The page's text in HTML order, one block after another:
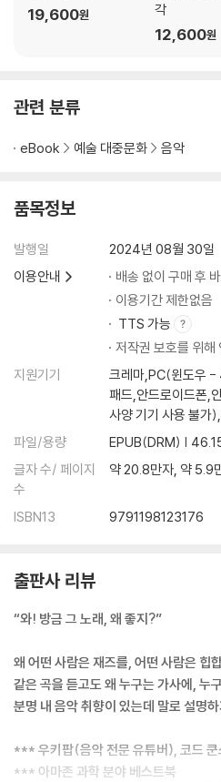
19,600원
각
12,600원
관련 분류
eBook 예술 대중문화 음악
품목정보
발행일
2024년 08월 30일
이용안내
배송 없이 구매 후
이용기간 제한없음
TTS 가능
저작권 보호를 위해
지원기기
크레마,PC(윈도우 -
패드,안드로이드폰,
사양 기기 사용 불
파일/용량
EPUB(DRM) |
글자 수/ 페이지
수
약 20.8만자, 약 5.9
ISBN13 9791198123176
출판사 리뷰
“와! 방금 그 노래, 왜 좋지?”
왜 어떤 사람은 재즈를, 어떤 사람은 힙
같은 곡을 듣고도 왜 누구는 가사에, 누
분명 내 음악 취향이 있는데 말로 설명
*** 우키팝(음악 전문 유튜버), 코드
*** 아마존 과학 분야 베스트북